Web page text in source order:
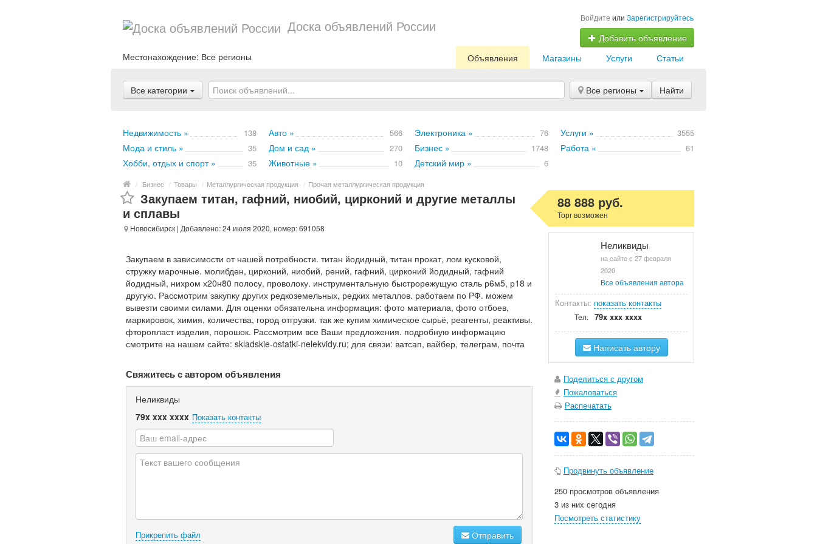
Доска объявлений России Войдите или Зарегистрируйтесь
Добавить объявление
Местонахождение: Все регионы Статьи
Услуги
Магазины
Объявления
Все категории Все регионы Найти
Недвижимость » 138 Авто » 566 Электроника » 76 Услуги » 3555
Мода и стиль » 35 Дом и сад » 270 Бизнес » 1748 Работа » 61
Хобби, отдых и спорт » 35 Животные » 10 Детский мир » 6
/ Бизнес / Товары / Металлургическая продукция / Прочая металлургическая продукция
Закупаем титан, гафний, ниобий, цирконий и другие металлы
и сплавы
Новосибирск | Добавлено: 24 июля 2020, номер: 691058
Закупаем в зависимости от нашей потребности. титан йодидный, титан прокат, лом кусковой,
стружку марочные. молибден, цирконий, ниобий, рений, гафний, цирконий йодидный, гафний
йодидный, нихром х20н80 полосу, проволоку. инструментальную быстрорежущую сталь р6м5, р18 и
другую. Рассмотрим закупку других редкоземельных, редких металлов. работаем по РФ. можем
вывезти своими силами. Для оценки обязательна информация: фото материала, фото отбоев,
маркировок, химия, количества, город отгрузки. так же купим химическое сырьё, реагенты, реактивы.
фторопласт изделия, порошок. Рассмотрим все Ваши предложения. подробную информацию
смотрите на нашем сайте: skladskie-ostatki-nelekvidy.ru; для связи: ватсап, вайбер, телеграм, почта
Свяжитесь с автором объявления
Неликвиды
79x xxx xxxx Показать контакты
Прикрепить файл Отправить
88 888 руб.
Торг возможен
Неликвиды
на сайте с 27 февраля
2020
Все объявления автора
Контакты: показать контакты
Тел. 79x xxx xxxx
Написать автору
Поделиться с другом
Пожаловаться
Распечатать
Продвинуть объявление
250 просмотров объявления
3 из них сегодня
Посмотреть статистику